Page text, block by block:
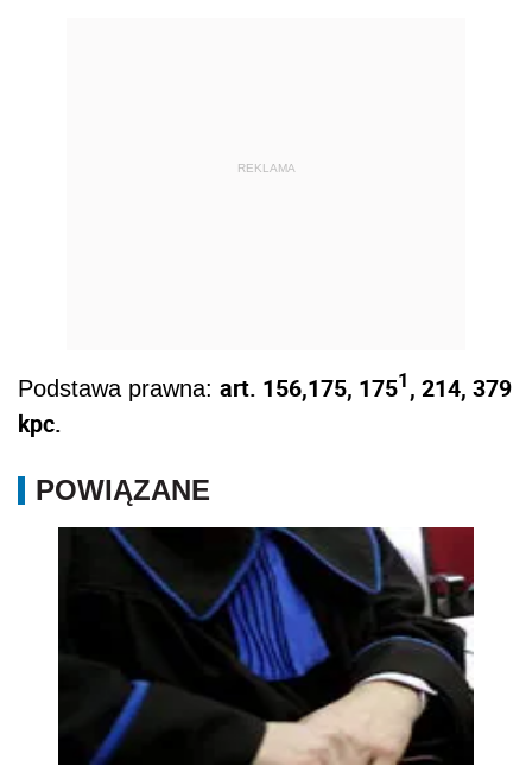
REKLAMA
Podstawa prawna: art. 156,175, 1751, 214, 379
kpc.
POWIĄZANE